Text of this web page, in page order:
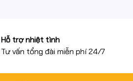
Hỗ trợ nhiệt tình
Tư vấn tổng đài miễn phí 24/7